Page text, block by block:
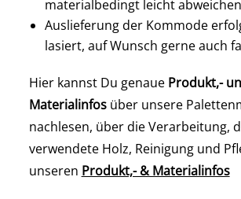
materialbedingt leicht abweichen
Auslieferung der Kommode
lasiert, auf Wunsch gerne auch
Hier kannst Du genaue Produkt,-
Materialinfosüber unsere
nachlesen, über die Verarbeitung,
verwendete Holz, Reinigung und
unseren Produkt,- & Materialinfos